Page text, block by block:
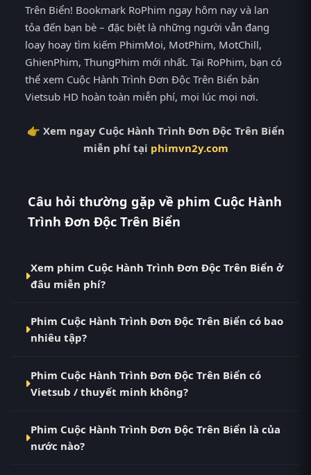
Trên Biển! Bookmark RoPhim ngay hôm nay và lan
tỏa đến bạn bè – đặc biệt là những người vẫn đang
loay hoay tìm kiếm PhimMoi, MotPhim, MotChill,
GhienPhim, ThungPhim mới nhất. Tại RoPhim, bạn có
thể xem Cuộc Hành Trình Đơn Độc Trên Biển bản
Vietsub HD hoàn toàn miễn phí, mọi lúc mọi nơi.
👉 Xem ngay Cuộc Hành Trình Đơn Độc Trên Biển
miễn phí tại phimvn2y.com
Câu hỏi thường gặp về phim Cuộc Hành
Trình Đơn Độc Trên Biển
Xem phim Cuộc Hành Trình Đơn Độc Trên Biển ở
đâu miễn phí?
Biển Vietsub HD miễn phí tại RoPhim
(phimvn2y.com) — không quảng cáo, cập nhật
MotPhim, MotChill, GhienPhim, ThungPhim, Phim
VN2, BiluTV, TVHay.
Phim Cuộc Hành Trình Đơn Độc Trên Biển có bao
nhiêu tập?
hoàn thành với Full. Tại RoPhim, các tập mới được
cập nhật liên tục mỗi 10 phút khi nguồn có nội dung
Phim Cuộc Hành Trình Đơn Độc Trên Biển có
Vietsub / thuyết minh không?
RoPhim có bản Vietsub với chất lượng HD. Bạn có
thể chuyển giữa các bản Phụ Đề và Thuyết Minh
Phim Cuộc Hành Trình Đơn Độc Trên Biển là của
nước nào?